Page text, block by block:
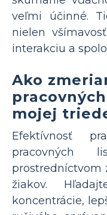
veľmi účinné.
nielen
interakciu a
Ako
mojej
Efektívnosť
pracovných
prostredníctvom
žiakov.
koncentrácie,